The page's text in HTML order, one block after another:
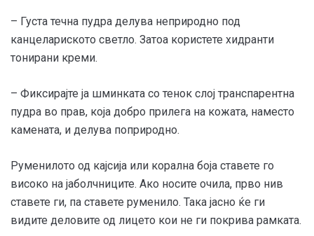
– Густа течна пудра делува неприродно под
канцелариското светло. Затоа користете хидранти
тонирани креми.
– Фиксирајте ја шминката со тенок слој транспарентна
пудра во прав, која добро прилега на кожата, наместо
камената, и делува поприродно.
Руменилото од кајсија или корална боја ставете го
високо на јаболчниците. Ако носите очила, прво нив
ставете ги, па ставете руменило. Така јасно ќе ги
видите деловите од лицето кои не ги покрива рамката.